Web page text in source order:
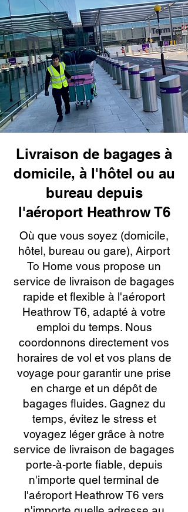
Livraison de bagages à
domicile, à l'hôtel ou au
bureau depuis
l'aéroport Heathrow T6
Où que vous soyez (domicile,
hôtel, bureau ou gare), Airport
To Home vous propose un
service de livraison de bagages
rapide et flexible à l'aéroport
Heathrow T6, adapté à votre
emploi du temps. Nous
coordonnons directement vos
horaires de vol et vos plans de
voyage pour garantir une prise
en charge et un dépôt de
bagages fluides. Gagnez du
temps, évitez le stress et
voyagez léger grâce à notre
service de livraison de bagages
porte-à-porte fiable, depuis
n'importe quel terminal de
l'aéroport Heathrow T6 vers